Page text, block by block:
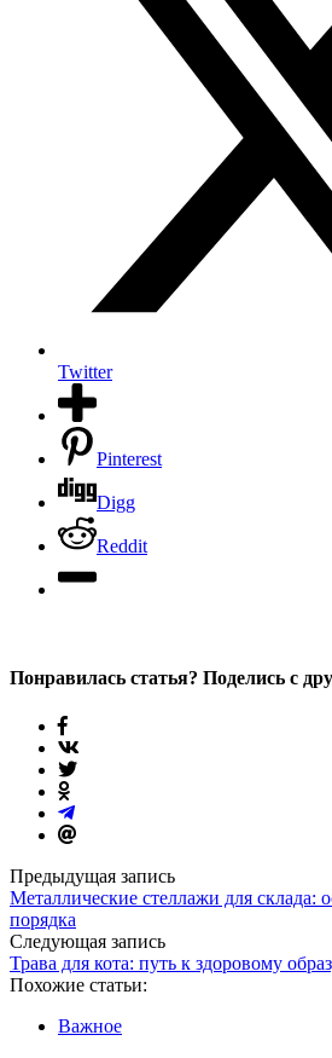
Twitter
Pinterest
Digg
Reddit
Понравилась статья? Поделись с
Предыдущая запись
Металлические стеллажи для склада:
порядка
Следующая запись
Трава для кота: путь к здоровому
Похожие статьи:
Важное